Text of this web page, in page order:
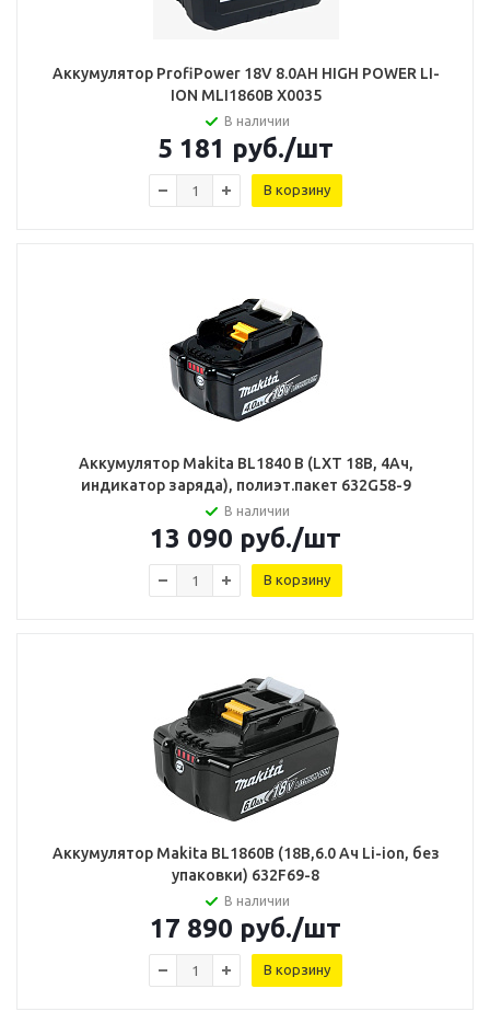
Аккумулятор ProfiPower 18V 8.0AH HIGH POWER LI-
ION MLI1860B X0035
В наличии
5 181 руб./шт
В корзину
Аккумулятор Makita BL1840 B (LXT 18В, 4Ач,
индикатор заряда), полиэт.пакет 632G58-9
В наличии
13 090 руб./шт
В корзину
Аккумулятор Makita BL1860B (18В,6.0 Ач Li-ion, без
упаковки) 632F69-8
В наличии
17 890 руб./шт
В корзину